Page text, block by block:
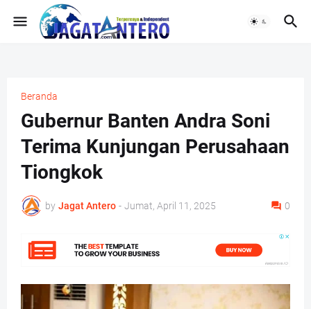
Beranda
Gubernur Banten Andra Soni
Terima Kunjungan Perusahaan
Tiongkok
by Jagat Antero - Jumat, April 11, 2025 0